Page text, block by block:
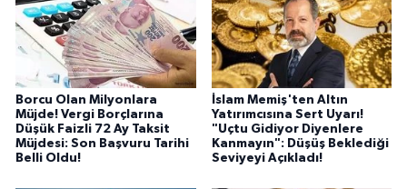
Borcu Olan Milyonlara
Müjde! Vergi Borçlarına
Düşük Faizli 72 Ay Taksit
Müjdesi: Son Başvuru Tarihi
Belli Oldu!
İslam Memiş'ten Altın
Yatırımcısına Sert Uyarı!
"Uçtu Gidiyor Diyenlere
Kanmayın": Düşüş Beklediği
Seviyeyi Açıkladı!